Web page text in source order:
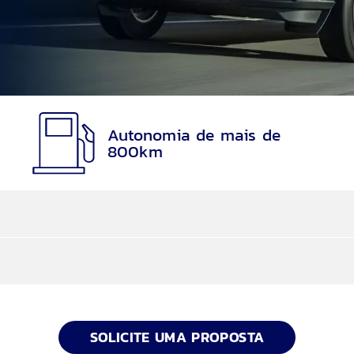
Autonomia de mais de
800km
Escorregadio, Eco, Sport e Rebocar/Transp
parcelas são reduzidas e, no final, você utiliza o seu
SOLICITE UMA PROPOSTA